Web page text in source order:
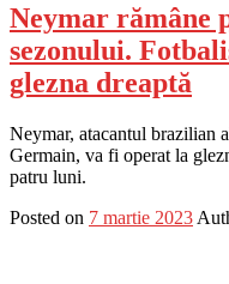
Neymar rămâne
sezonului.
glezna dreaptă
Neymar, atacantul brazilian
Germain, va fi operat la
patru luni.
Posted on 7 martie 2023